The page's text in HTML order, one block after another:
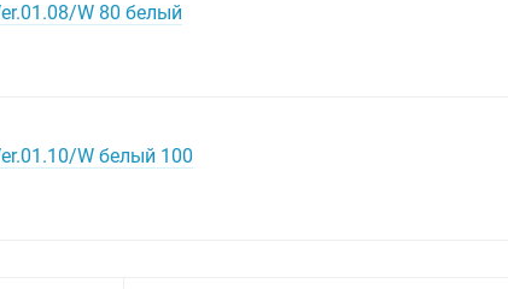
W 80 белый
W белый 100